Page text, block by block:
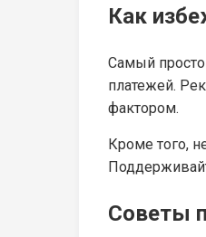
Как
Самый
платежей.
фактором.
Кроме того,
Советы